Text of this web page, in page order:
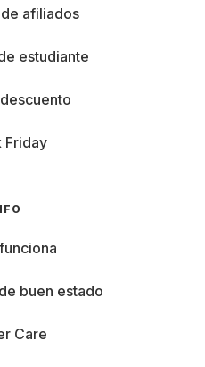
afiliados
estudiante
Friday
buen estado
Care